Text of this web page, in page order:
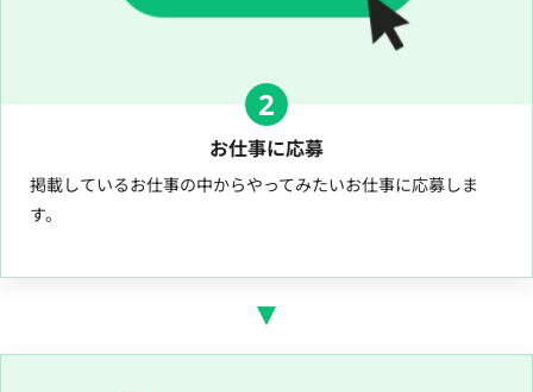
2
お仕事に応募
掲載しているお仕事の中からやってみたいお仕事に応募しま
す。